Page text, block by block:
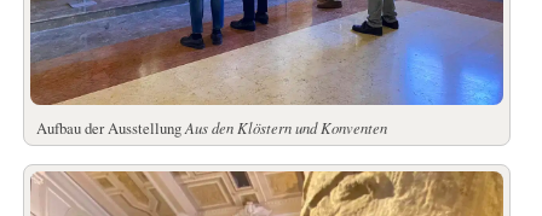
Aufbau der AusstellungAus den Klöstern und Konventen